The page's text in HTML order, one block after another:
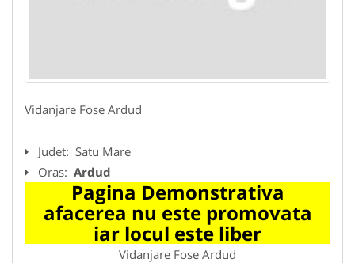
Vidanjare Fose Ardud
Judet: Satu Mare
Oras: Ardud
Pagina Demonstrativa
afacerea nu este promovata
iar locul este liber
Vidanjare Fose Ardud